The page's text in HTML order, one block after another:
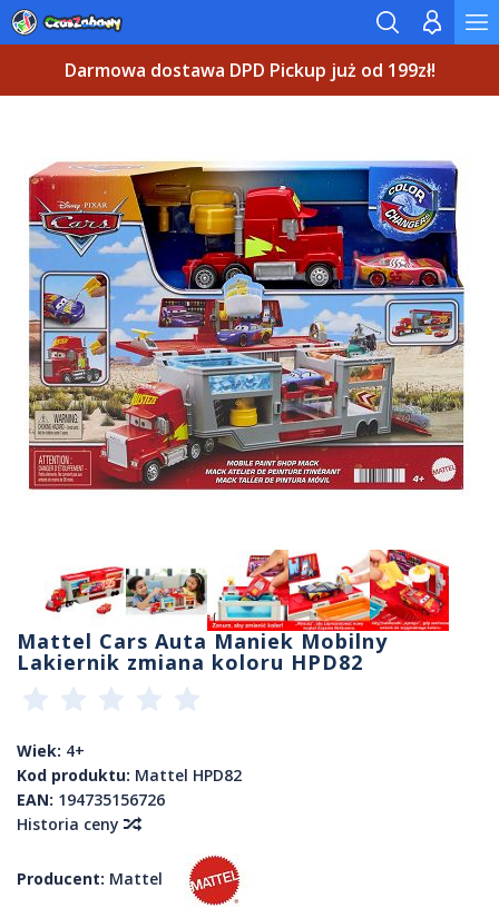
Darmowa dostawa DPD Pickup już od 199zł!
Mattel Cars Auta Maniek Mobilny
Lakiernik zmiana koloru HPD82
Wiek: 4+
Kod produktu: Mattel HPD82
EAN: 194735156726
Historia ceny
Producent: Mattel